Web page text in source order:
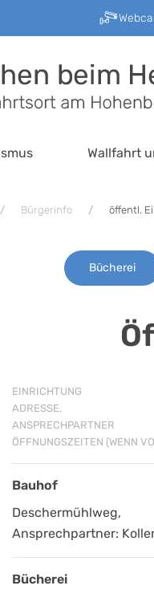
Wallfahrt
Bürgerinfo öffentl.
Bücherei
EINRICHTUNG
ADRESSE,
ANSPRECHPARTNER
ÖFFNUNGSZEITEN (WENN
Bauhof
Deschermühlweg,
Ansprechpartner:
Bücherei